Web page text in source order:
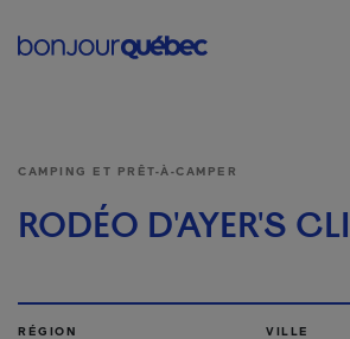
Main
CAMPING ET PRÊT-À-CAMPER
RODÉO D'AYER'S
RÉGION VILLE